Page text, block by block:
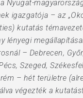
Nyugat-
igazgatója – az
kutatás
lényegi
– Debrecen,
Szeged,
– hét területre
végezték a